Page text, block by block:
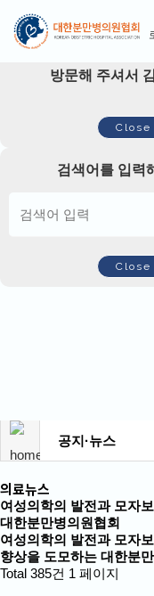
방문해 주셔서
Close
검색어를 입력
Close
공지·뉴스
의료뉴스
여성의학의 발전과 모자
대한분만병의원협회
여성의학의 발전과 모자
향상을 도모하는 대한분
Total 385건 1 페이지